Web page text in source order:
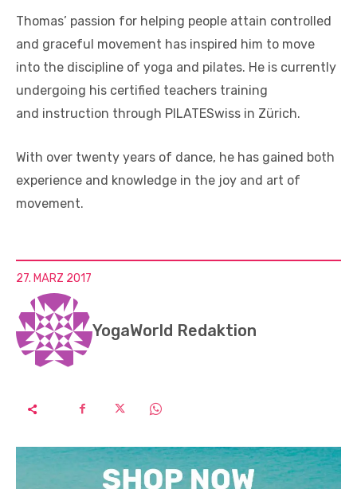
Thomas’ passion for helping people attain controlled
and graceful movement has inspired him to move
into the discipline of yoga and pilates. He is currently
undergoing his certified teachers training
and instruction through PILATESwiss in Zürich.
With over twenty years of dance, he has gained both
experience and knowledge in the joy and art of
movement.
27. MÄRZ 2017
YogaWorld Redaktion